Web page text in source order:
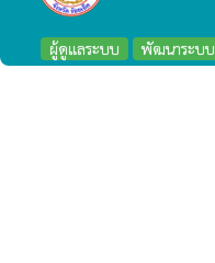
ผู้ดูแลระบบ พัฒนาระบบ